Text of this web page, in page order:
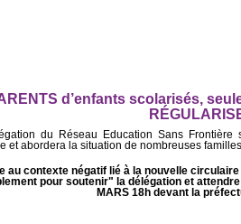
d’enfants scolarisés,
du Réseau Education Sans
et abordera la situation de nombreuses
au contexte négatif lié à la nouvelle
pour soutenir" la délégation et
MARS 18h devant la